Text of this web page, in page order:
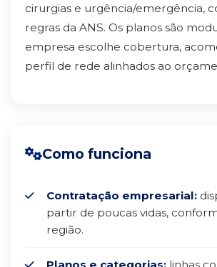
cirurgias e urgência/emergência,
regras da ANS. Os planos são
empresa escolhe cobertura,
perfil de rede alinhados ao
Como funciona
Contratação empresarial:
partir de poucas vidas,
região.
Planos e categorias: linhas